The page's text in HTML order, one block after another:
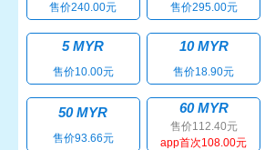
售价240.00元 售价295.00元
5 MYR
售价10.00元
10 MYR
售价18.90元
50 MYR
售价93.66元
60 MYR
售价112.40元
app首次108.00元